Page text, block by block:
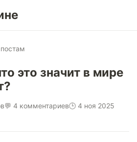
это значит в мире
💬 4 комментариев🕒 4 ноя 2025